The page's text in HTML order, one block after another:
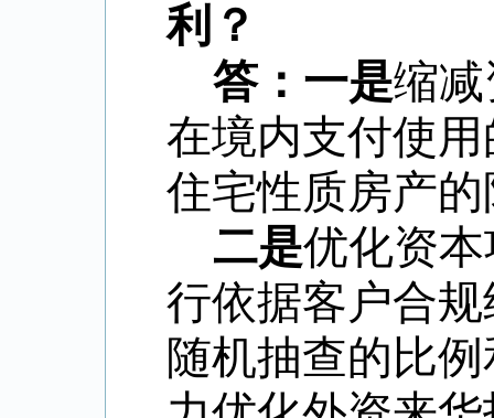
利？
答：一是缩
在境内支付使
住宅性质房产
二是优化资
行依据客户合
随机抽查的比